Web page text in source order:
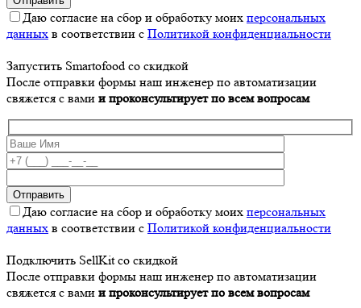
Даю согласие на сбор и обработку моих персональных
данных в соответствии с Политикой конфиденциальности
Запустить Smartofood со скидкой
После отправки формы наш инженер по автоматизации
свяжется с вами и проконсультирует по всем вопросам
Даю согласие на сбор и обработку моих персональных
данных в соответствии с Политикой конфиденциальности
Подключить SellKit со скидкой
После отправки формы наш инженер по автоматизации
свяжется с вами и проконсультирует по всем вопросам